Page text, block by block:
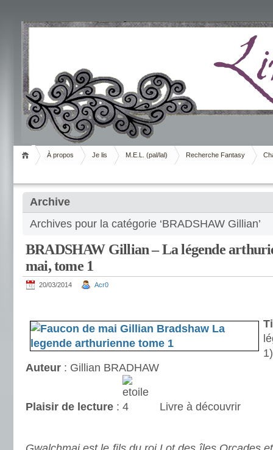
Livrement
À propos Je lis M.E.L. (pal/lal) Recherche Fantasy
Archive
Archives pour la catégorie ‘BRADSHAW Gillian’
BRADSHAW Gillian – La légende
mai, tome 1
20/03/2014 Acr0
1)
Auteur : Gillian BRADHAW
Plaisir de lecture :
Livre à découvrir